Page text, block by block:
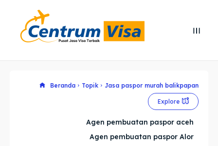
Explore our destinations
Explore our destinations
Beranda Topik Jasa paspor murah balikpapan
Explore
Agen pembuatan paspor aceh
Agen pembuatan paspor Alor